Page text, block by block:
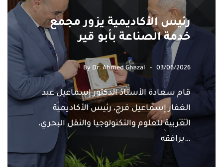
رئيس الأكاديمية يزور مجمع
خدمة الصناعة بأبو قير
By Dr. Ahmed Ghazal 03/06/2026
قام سعادة الأستاذ الدكتور إسماعيل عبد
الغفار إسماعيل فرج، رئيس الأكاديمية
العربية للعلوم والتكنولوجيا والنقل البحري،
يرافقه…